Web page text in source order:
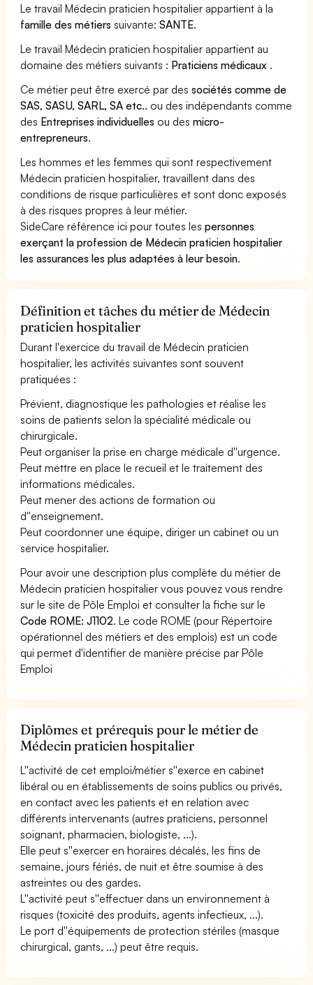
Le travail Médecin praticien hospitalier appartient à la
famille des métiers suivante:SANTE.
Le travail Médecin praticien hospitalier appartient au
domaine des métiers suivants : Praticiens médicaux .
Ce métier peut être exercé par dessociétés comme de
SAS, SASU, SARL, SA etc.. ou des indépendants comme
des Entreprises individuelles ou desmicro-
entrepreneurs.
Les hommes et les femmes qui sont respectivement
Médecin praticien hospitalier, travaillent dans des
conditions de risque particulières et sont donc exposés
à des risques propres à leur métier.
SideCare référence ici pour toutes lespersonnes
exerçant la profession de Médecin praticien hospitalier
les assurances les plus adaptées à leur besoin.
Définition et tâches du métier de Médecin
praticien hospitalier
Durant l'exercice du travail de Médecin praticien
hospitalier, les activités suivantes sont souvent
pratiquées :
Prévient, diagnostique les pathologies et réalise les
soins de patients selon la spécialité médicale ou
chirurgicale.
Peut organiser la prise en charge médicale d''urgence.
Peut mettre en place le recueil et le traitement des
informations médicales.
Peut mener des actions de formation ou
d''enseignement.
Peut coordonner une équipe, diriger un cabinet ou un
service hospitalier.
Pour avoir une description plus complète du métier de
Médecin praticien hospitalier vous pouvez vous rendre
sur le site de Pôle Emploi et consulter la fiche sur le
Code ROME: J1102. Le code ROME (pour Répertoire
opérationnel des métiers et des emplois) est un code
qui permet d'identifier de manière précise par Pôle
Emploi
Diplômes et prérequis pour le métier de
Médecin praticien hospitalier
L''activité de cet emploi/métier s''exerce en cabinet
libéral ou en établissements de soins publics ou privés,
en contact avec les patients et en relation avec
différents intervenants (autres praticiens, personnel
soignant, pharmacien, biologiste, ...).
Elle peut s''exercer en horaires décalés, les fins de
semaine, jours fériés, de nuit et être soumise à des
astreintes ou des gardes.
L''activité peut s''effectuer dans un environnement à
risques (toxicité des produits, agents infectieux, ...).
Le port d''équipements de protection stériles (masque
chirurgical, gants, ...) peut être requis.